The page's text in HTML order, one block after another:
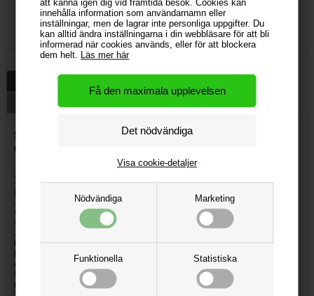
att känna igen dig vid framtida besök. Cookies kan
innehålla information som användarnamn eller
inställningar, men de lagrar inte personliga uppgifter. Du
kan alltid ändra inställningarna i din webbläsare för att bli
informerad när cookies används, eller för att blockera
dem helt. Läs mer här
Nödvändiga Marketing
Funktionella Statistiska
Visa cookie-detaljer
3,06 kr
Beskrivning
Download design instruktioner och mall
Sådan bestiller du din reklame parasol med eget
design:
1. Vælg størrelse på parasollen: Ø180, Ø200 eller Ø250 cm.
2. Vælg tilbehør til din parasol. Vælg mellem opbevaringspose,
parasolfod og cafébord/ståbord på Ø70 el. Ø80 cm.
3. Vælg farven på dit kantbånd (har ingen indflydelse på prisen)
4. Har du klargjort en tryk-klar PDF printfil baseret på vores
vejledning?*
JA. Vælg "Upload tryk-klar PDF printfil" og upload filen, du vil knytte
til din ordre
NEJ. Tilkøb grafisk assistance, og lad os hjælpe med designet eller
den tryk-klar PDF fil
5. Vælg antal liggestole og læg i kurv
6. Gå til betaling (gøres via kurven)